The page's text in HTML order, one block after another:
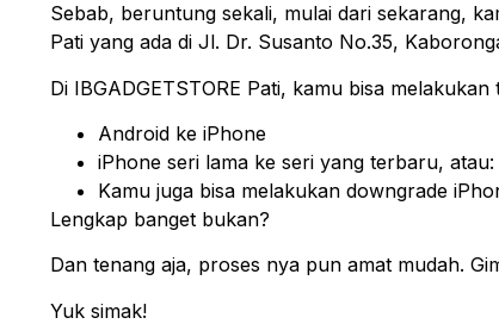
Sebab, beruntung sekali, mulai dari sekarang,
Pati yang ada di Jl. Dr. Susanto No.35,
Di IBGADGETSTORE Pati, kamu bisa
Android ke iPhone
iPhone seri lama ke seri yang terbaru, atau:
Kamu juga bisa melakukan downgrade
Lengkap banget bukan?
Dan tenang aja, proses nya pun amat mudah.
Yuk simak!